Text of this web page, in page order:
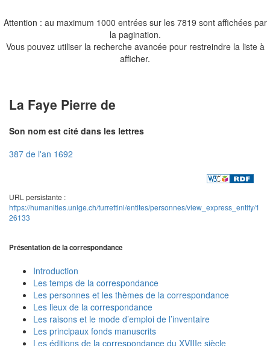
Attention : au maximum 1000 entrées sur les 7819 sont affichées par
la pagination.
Vous pouvez utiliser la recherche avancée pour restreindre la liste à
afficher.
La Faye Pierre de
Son nom est cité dans les lettres
387 de l'an 1692
URL persistante :
https://humanities.unige.ch/turrettini/entites/personnes/view_express_entity/1
26133
Présentation de la correspondance
Introduction
Les temps de la correspondance
Les personnes et les thèmes de la correspondance
Les lieux de la correspondance
Les raisons et le mode d’emploi de l’inventaire
Les principaux fonds manuscrits
Les éditions de la correspondance du XVIIIe siècle